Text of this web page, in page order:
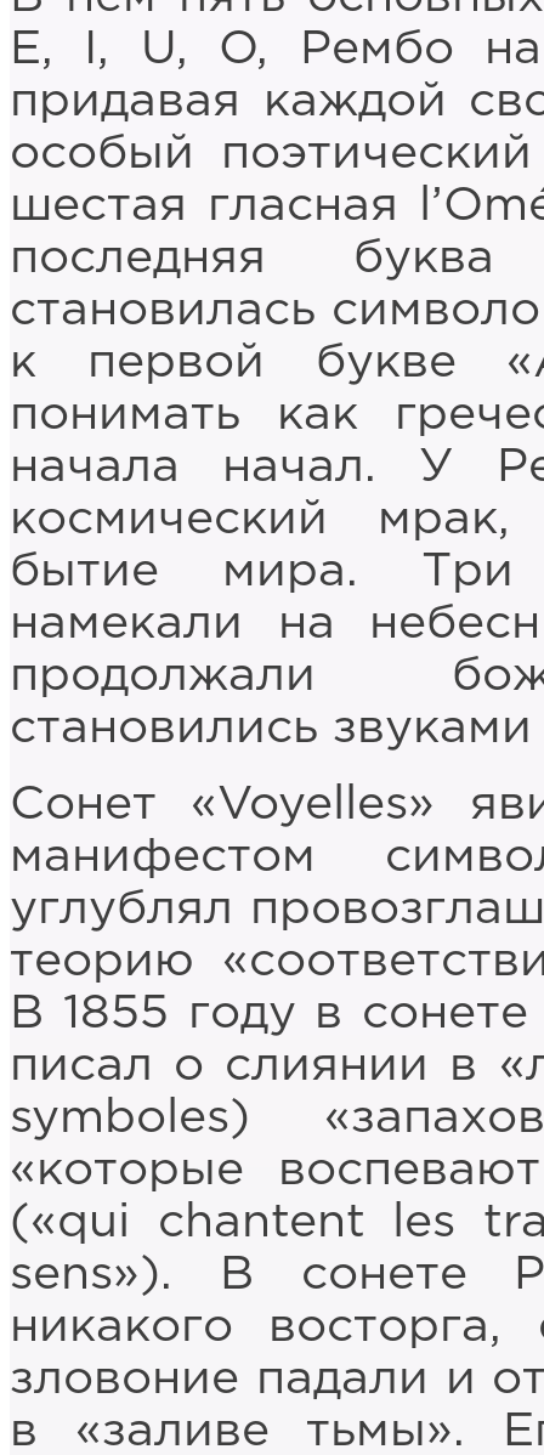
Е, I, U, O, Рембо
придавая каждой
особый
шестая гласная
последняя буква
становилась
к первой букве
понимать как
начала начал. У
космический
бытие мира. Три
намекали на
продолжали
становились
Сонет «Voyelles»
манифестом
углублял
теорию
В 1855 году в
писал о слиянии в
symboles)
«которые
(«qui chantent les
sens»). В сонете
никакого
зловоние падали и
в «заливе тьмы».